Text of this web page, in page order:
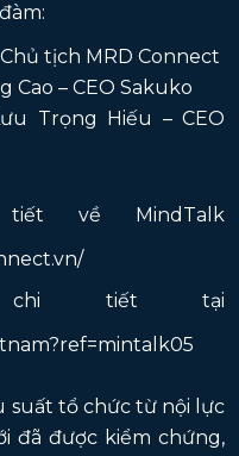
tịch MRD Connect
Cao – CEO Sakuko
Trọng Hiếu – CEO
về MindTalk
tiết tại
suất tổ chức từ nội lực
đã được kiểm chứng,